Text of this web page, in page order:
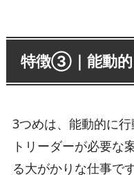
特徴③｜能動的
3つめは、能動的に
トリーダーが必要な
る大がかりな仕事で